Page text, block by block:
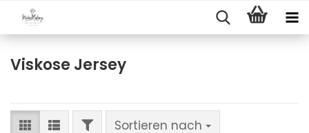
Viskose Jersey
FILTERSortieren nach
Sortieren nach